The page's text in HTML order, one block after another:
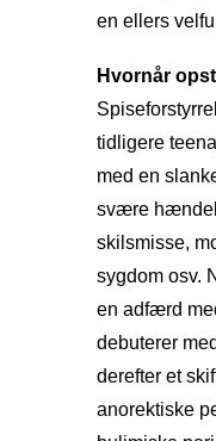
en ellers
Hvornår
tidligere
med en
svære
skilsmisse,
sygdom osv.
en adfærd
debuterer
derefter et
anorektiske